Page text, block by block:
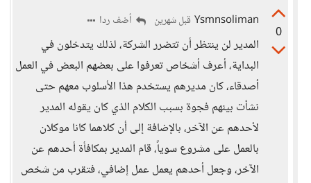
0
Ysmnsoliman قبل شهرين أضف ردا
المدير لن ينتظر أن تتضرر الشركة، لذلك يتدخلون في
البداية، أعرف أشخاص تعرفوا على بعضهم البعض في العمل
أصدقاء، كان مديرهم يستخدم هذا الأسلوب معهم حتى
نشأت بينهم فجوة بسبب الكلام الذي كان يقوله المدير
لأحدهم عن الآخر، بالإضافة إلى أن كلاهما كانا موكلان
بالعمل على مشروع سوياً، قام المدير بمكافأة أحدهم عن
الآخر، وجعل أحدهم يعمل عمل إضافي، فتقرب من شخص